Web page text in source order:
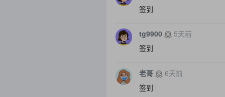
签到
tg9900
5天前
签到
老哥
6天前
签到